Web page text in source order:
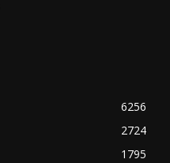
6256
2724
1795